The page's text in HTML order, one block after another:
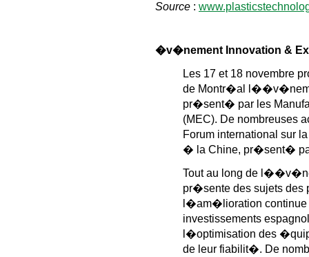
Source :
�v�nement Innovation &
Les 17 et 18 novembre
de Montr�al
pr�sent� par les
(MEC). De nombreuses
Forum international sur
� la Chine, pr�sent�
Tout au long de
pr�sente des sujets des
l�am�lioration
investissements
l�optimisation des
de leur fiabilit�. De